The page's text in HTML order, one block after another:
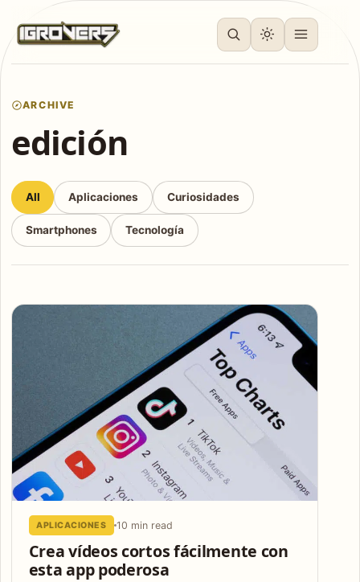
ARCHIVE
edición
All Aplicaciones Curiosidades
Smartphones Tecnología
Articles
APLICACIONES 10 min read
Crea vídeos cortos fácilmente con
esta app poderosa